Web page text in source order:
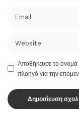
Αποθήκευσε το όνομά
πλοηγό για την